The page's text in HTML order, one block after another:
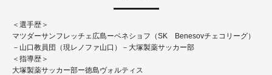
＜選手歴＞
マツダーサンフレッチェ広島ーベネショフ（SK Benesovチェコリーグ）
－山口教員団（現レノファ山口）－大塚製薬サッカー部
＜指導歴＞
大塚製薬サッカー部ー徳島ヴォルティス